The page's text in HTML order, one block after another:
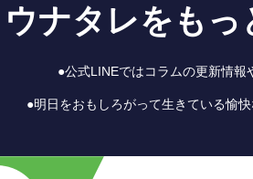
ウナタレをもっ
●公式LINEではコラムの更新情報
●明日をおもしろがって生きている愉